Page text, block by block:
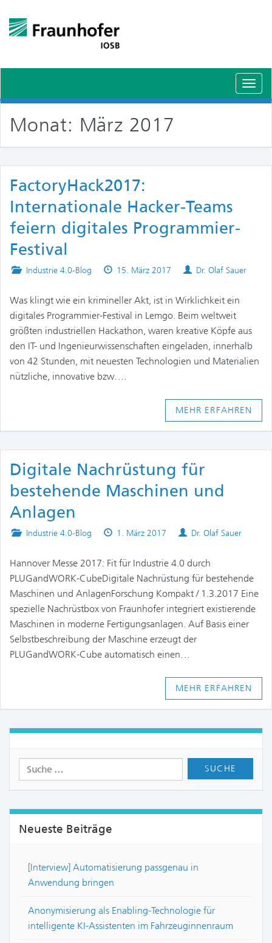
Monat: März 2017
FactoryHack2017:
Internationale Hacker-Teams
feiern digitales Programmier-
Festival
Posted
Industrie 4.0-Blog
Published
15. März 2017 Authors
Dr. Olaf Sauer
Was klingt wie ein krimineller Akt, ist in Wirklichkeit ein
digitales Programmier-Festival in Lemgo. Beim weltweit
größten industriellen Hackathon, waren kreative Köpfe aus
den IT- und Ingenieurwissenschaften eingeladen, innerhalb
von 42 Stunden, mit neuesten Technologien und Materialien
nützliche, innovative bzw….
MEHR ERFAHREN
Digitale Nachrüstung für
bestehende Maschinen und
Anlagen
Posted
Industrie 4.0-Blog
Published
1. März 2017 Authors
Dr. Olaf Sauer
Hannover Messe 2017: Fit für Industrie 4.0 durch
PLUGandWORK-CubeDigitale Nachrüstung für bestehende
Maschinen und AnlagenForschung Kompakt / 1.3.2017 Eine
spezielle Nachrüstbox von Fraunhofer integriert existierende
Maschinen in moderne Fertigungsanlagen. Auf Basis einer
Selbstbeschreibung der Maschine erzeugt der
PLUGandWORK-Cube automatisch einen…
MEHR ERFAHREN
Neueste Beiträge
[Interview] Automatisierung passgenau in
Anwendung bringen
Anonymisierung als Enabling-Technologie für
intelligente KI-Assistenten im Fahrzeuginnenraum